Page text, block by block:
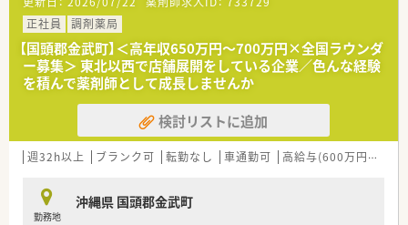
■「薬局に来てくれたすべての人を元気にしたい」という温かい
理念を掲げています。
■沖縄県内で3店舗の調剤薬局を運営し、地域に密着した医療サ
ービスを提供しています。
■外来調剤だけでなく、今後の需要が見込まれる在宅医療にも特
に力を入れています。
正社員
調剤薬局
【国頭郡金武町】＜高年収650万円～700万円×全国ラウンダ
ー募集＞ 東北以西で店舗展開をしている企業／色んな経験
を積んで薬剤師として成長しませんか
検討リストに追加
週32h以上 ブランク可 転勤なし 車通勤可 高給与(600万円以上)
勤務地
沖縄県 国頭郡金武町